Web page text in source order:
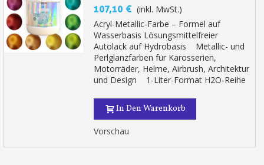
107,10 € (inkl. MwSt.)
Acryl-Metallic-Farbe – Formel auf
Wasserbasis Lösungsmittelfreier
Autolack auf Hydrobasis Metallic- und
Perlglanzfarben für Karosserien,
Motorräder, Helme, Airbrush, Architektur
und Design 1-Liter-Format H2O-Reihe
In Den Warenkorb
Vorschau